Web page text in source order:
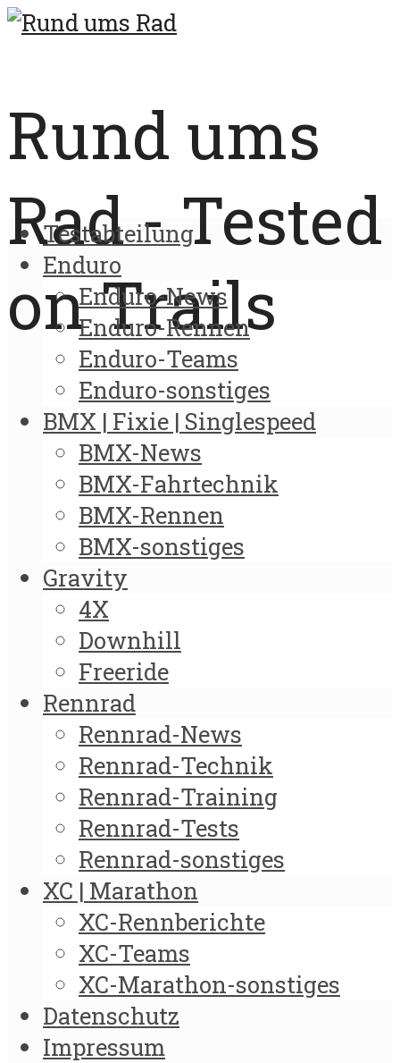
Rund ums
Rad - Tested
on Trails
Testabteilung
Enduro
Enduro-News
Enduro-Rennen
Enduro-Teams
Enduro-sonstiges
BMX | Fixie | Singlespeed
BMX-News
BMX-Fahrtechnik
BMX-Rennen
BMX-sonstiges
Gravity
4X
Downhill
Freeride
Rennrad
Rennrad-News
Rennrad-Technik
Rennrad-Training
Rennrad-Tests
Rennrad-sonstiges
XC | Marathon
XC-Rennberichte
XC-Teams
XC-Marathon-sonstiges
Datenschutz
Impressum